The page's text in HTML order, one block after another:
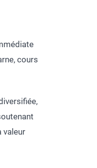
cours
valeur